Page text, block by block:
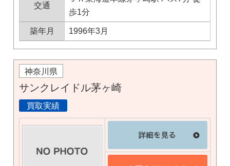
交通
歩1分
築年月 1996年3月
神奈川県
サンクレイドル茅ヶ崎
買取実績